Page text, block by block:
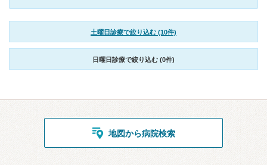
土曜日診療で絞り込む (10件)
日曜日診療で絞り込む (0件)
地図から病院検索